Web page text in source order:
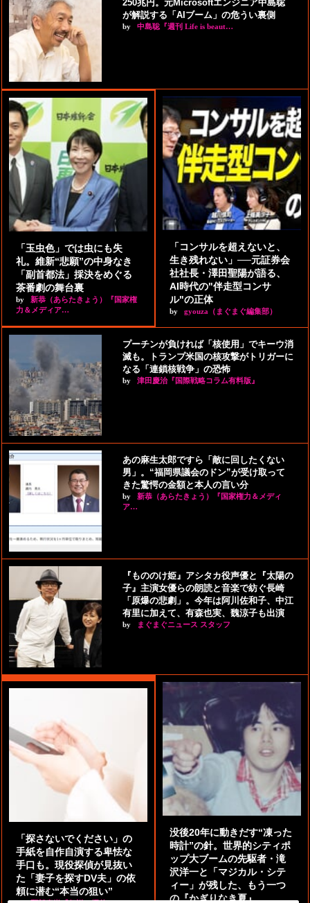
250兆円。元Microsoftエンジニア中島聡
が解説する「AIブーム」の危うい裏側
by 中島聡『週刊 Life is beaut…
「玉虫色」では虫にも失
礼。維新“悲願”の中身なき
「副首都法」採決をめぐる
茶番劇の舞台裏
by
新恭（あらたきょう）『国家権
力＆メディア…
「コンサルを超えないと、
生き残れない」──元証券会
社社長・澤田聖陽が語る、
AI時代の"伴走型コンサ
ル"の正体
by gyouza（まぐまぐ編集部）
プーチンが負ければ「核使用」でキーウ消
滅も。トランプ米国の核攻撃がトリガーに
なる「連鎖核戦争」の恐怖
by 津田慶治『国際戦略コラム有料版』
あの麻生太郎ですら「敵に回したくない
男」。“福岡県議会のドン”が受け取って
きた驚愕の金額と本人の言い分
by
新恭（あらたきょう）『国家権力＆メディ
ア…
『もののけ姫』アシタカ役声優と『太陽の
子』主演女優らの朗読と音楽で紡ぐ長崎
「原爆の悲劇」。今年は阿川佐和子、中江
有里に加えて、有森也実、魏涼子も出演
by まぐまぐニュース スタッフ
「探さないでください」の
手紙を自作自演する卑怯な
手口も。現役探偵が見抜い
た「妻子を探すDV夫」の依
頼に潜む“本当の狙い”
没後20年に動きだす“凍った
時計”の針。世界的シティポ
ップ大ブームの先駆者・滝
沢洋一と「マジカル・シテ
ィー」が残した、もう一つ
の『かぎりなき夏』